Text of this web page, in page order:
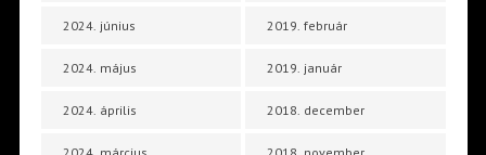
2024. június
2024. május
2024. április
2019. február
2019. január
2018. december